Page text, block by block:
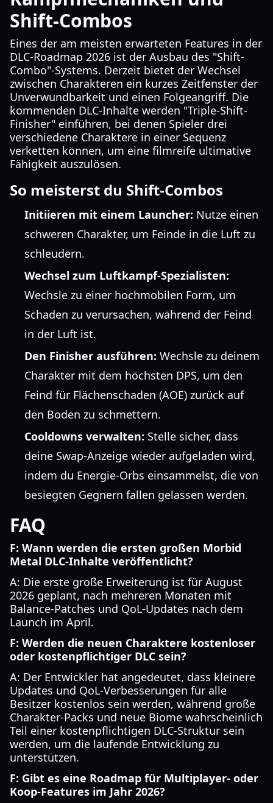
Shift-Combos
Eines der am meisten erwarteten Features in der
DLC-Roadmap 2026 ist der Ausbau des "Shift-
Combo"-Systems. Derzeit bietet der Wechsel
zwischen Charakteren ein kurzes Zeitfenster der
Unverwundbarkeit und einen Folgeangriff. Die
kommenden DLC-Inhalte werden "Triple-Shift-
Finisher" einführen, bei denen Spieler drei
verschiedene Charaktere in einer Sequenz
verketten können, um eine filmreife ultimative
Fähigkeit auszulösen.
So meisterst du Shift-Combos
Initiieren mit einem Launcher: Nutze einen
schweren Charakter, um Feinde in die Luft zu
schleudern.
Wechsel zum Luftkampf-Spezialisten:
Wechsle zu einer hochmobilen Form, um
Schaden zu verursachen, während der Feind
in der Luft ist.
Den Finisher ausführen: Wechsle zu deinem
Charakter mit dem höchsten DPS, um den
Feind für Flächenschaden (AOE) zurück auf
den Boden zu schmettern.
Cooldowns verwalten: Stelle sicher, dass
deine Swap-Anzeige wieder aufgeladen wird,
indem du Energie-Orbs einsammelst, die von
besiegten Gegnern fallen gelassen werden.
FAQ
F: Wann werden die ersten großen Morbid
Metal DLC-Inhalte veröffentlicht?
A: Die erste große Erweiterung ist für August
2026 geplant, nach mehreren Monaten mit
Balance-Patches und QoL-Updates nach dem
Launch im April.
F: Werden die neuen Charaktere kostenloser
oder kostenpflichtiger DLC sein?
A: Der Entwickler hat angedeutet, dass kleinere
Updates und QoL-Verbesserungen für alle
Besitzer kostenlos sein werden, während große
Charakter-Packs und neue Biome wahrscheinlich
Teil einer kostenpflichtigen DLC-Struktur sein
werden, um die laufende Entwicklung zu
unterstützen.
F: Gibt es eine Roadmap für Multiplayer- oder
Koop-Features im Jahr 2026?